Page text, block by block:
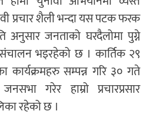
प्रचार शैली भन्दा यस पटक फरक
अनुसार जनताको घरदैलोमा पुग्ने
भइरहेको छ । कार्तिक २९
कार्यक्रमहरु सम्पन्न गरि ३० गते
गरेर हाम्रो प्रचारप्रसार
रहेको छ ।